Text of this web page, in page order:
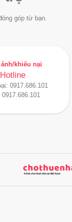
góp từ bạn.
khiếu nại
Hotline
0917.686.101
0917.686.101